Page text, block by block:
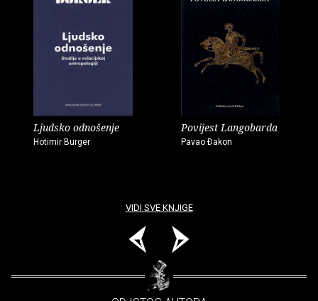
Ljudsko odnošenje
Hotimir Burger
Povijest Langobarda
Pavao Ðakon
VIDI SVE KNJIGE